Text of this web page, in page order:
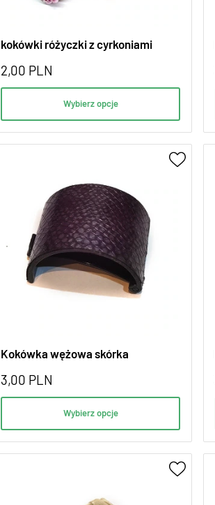
kokówki różyczki z cyrkoniami
2,00 PLN
Wybierz opcje
Kokówka wężowa skórka
3,00 PLN
Wybierz opcje